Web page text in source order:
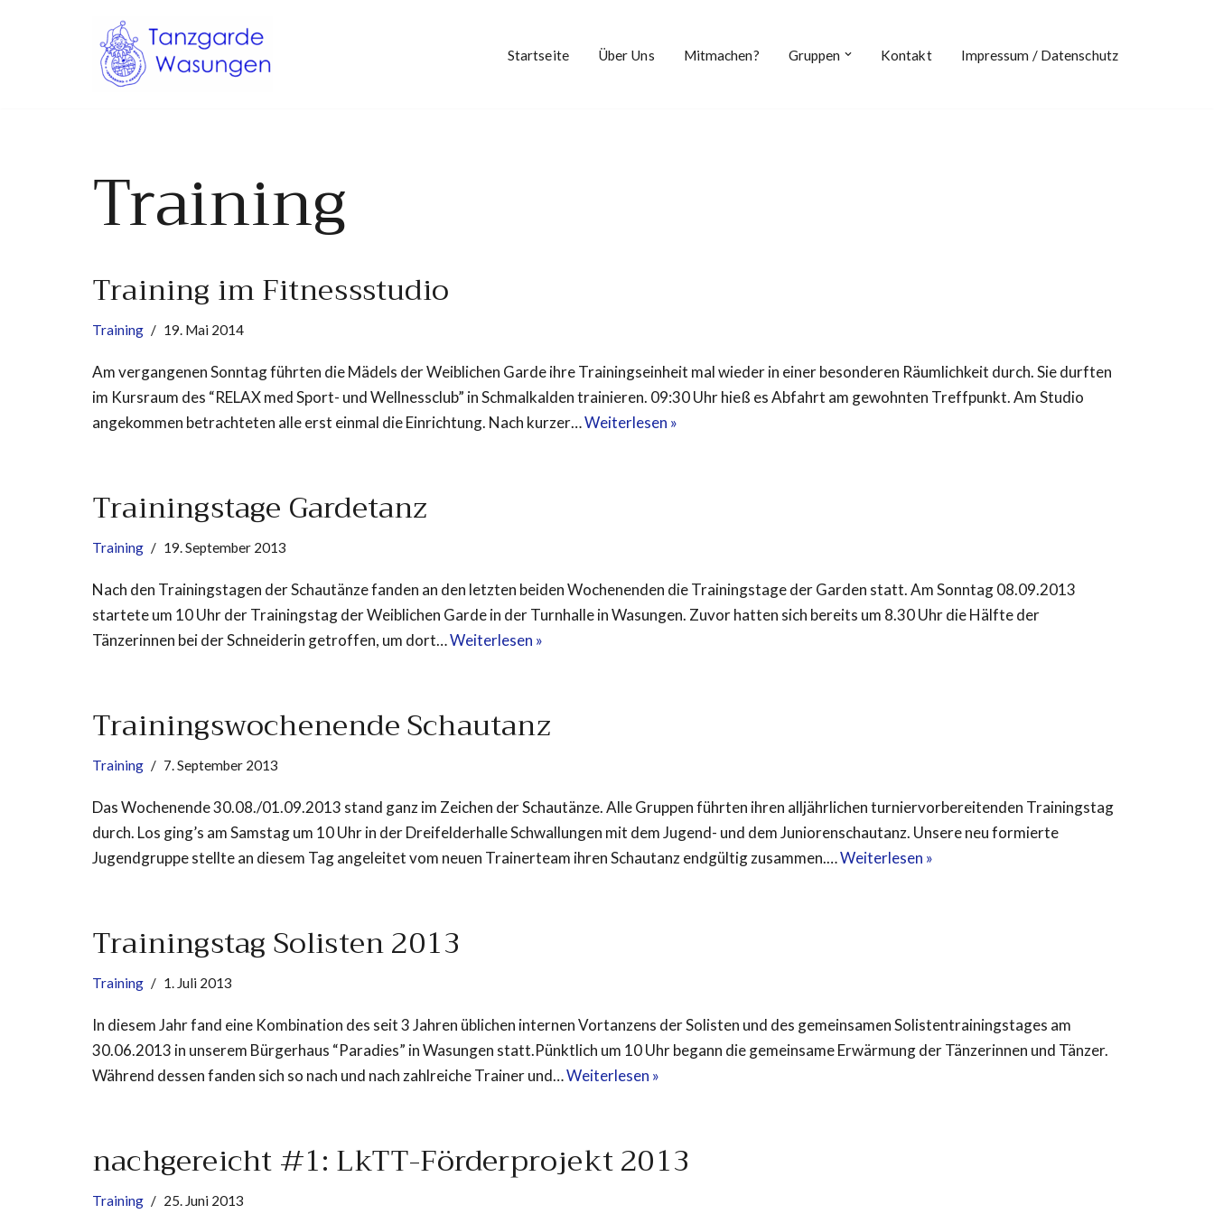
Startseite Über Uns Mitmachen? Gruppen Kontakt Impressum / Datenschutz
Training
Training im Fitnessstudio
Training 19. Mai 2014
Am vergangenen Sonntag führten die Mädels der Weiblichen Garde ihre Trainingseinheit mal wieder in einer besonderen Räumlichkeit durch. Sie durften
im Kursraum des “RELAX med Sport- und Wellnessclub” in Schmalkalden trainieren. 09:30 Uhr hieß es Abfahrt am gewohnten Treffpunkt. Am Studio
angekommen betrachteten alle erst einmal die Einrichtung. Nach kurzer…Weiterlesen »
Trainingstage Gardetanz
Training 19. September 2013
Nach den Trainingstagen der Schautänze fanden an den letzten beiden Wochenenden die Trainingstage der Garden statt. Am Sonntag 08.09.2013
startete um 10 Uhr der Trainingstag der Weiblichen Garde in der Turnhalle in Wasungen. Zuvor hatten sich bereits um 8.30 Uhr die Hälfte der
Tänzerinnen bei der Schneiderin getroffen, um dort…Weiterlesen »
Trainingswochenende Schautanz
Training 7. September 2013
Das Wochenende 30.08./01.09.2013 stand ganz im Zeichen der Schautänze. Alle Gruppen führten ihren alljährlichen turniervorbereitenden Trainingstag
durch. Los ging’s am Samstag um 10 Uhr in der Dreifelderhalle Schwallungen mit dem Jugend- und dem Juniorenschautanz. Unsere neu formierte
Jugendgruppe stellte an diesem Tag angeleitet vom neuen Trainerteam ihren Schautanz endgültig zusammen.…Weiterlesen »
Trainingstag Solisten 2013
Training 1. Juli 2013
In diesem Jahr fand eine Kombination des seit 3 Jahren üblichen internen Vortanzens der Solisten und des gemeinsamen Solistentrainingstages am
30.06.2013 in unserem Bürgerhaus “Paradies” in Wasungen statt.Pünktlich um 10 Uhr begann die gemeinsame Erwärmung der Tänzerinnen und Tänzer.
Während dessen fanden sich so nach und nach zahlreiche Trainer und…Weiterlesen »
nachgereicht #1: LkTT-Förderprojekt 2013
Training 25. Juni 2013